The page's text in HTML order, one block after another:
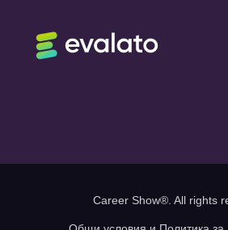
Career Show®. All rights